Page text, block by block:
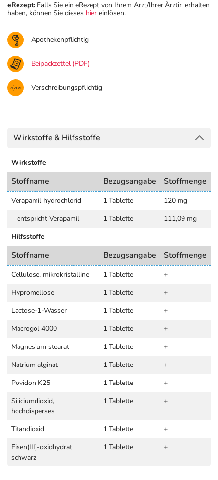
eRezept: Falls Sie ein eRezept von Ihrem Arzt/Ihrer Ärztin erhalten
haben, können Sie dieses hier einlösen.
Apothekenpflichtig
Beipackzettel (PDF)
Verschreibungspflichtig
Wirkstoffe & Hilfsstoffe
Wirkstoffe
Stoffname Bezugsangabe Stoffmenge
Verapamil hydrochlorid 1 Tablette
120 mg
entspricht Verapamil
1 Tablette
111,09 mg
Hilfsstoffe
Stoffname Bezugsangabe Stoffmenge
Cellulose, mikrokristalline 1 Tablette
+
Hypromellose
1 Tablette
+
Lactose-1-Wasser
1 Tablette
+
Macrogol 4000
1 Tablette
+
Magnesium stearat
1 Tablette
+
Natrium alginat
1 Tablette
+
Povidon K25
1 Tablette
+
Siliciumdioxid,
hochdisperses
1 Tablette +
Titandioxid 1 Tablette
+
Eisen(III)-oxidhydrat,
schwarz
1 Tablette +